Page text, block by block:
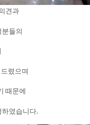
견과
들의
렸으며
때문에
하였습니다.